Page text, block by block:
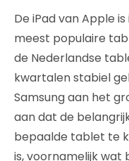
De iPad van Apple
meest populaire
de Nederlandse
kwartalen stabiel
Samsung aan het
aan dat de
bepaalde tablet te
is, voornamelijk